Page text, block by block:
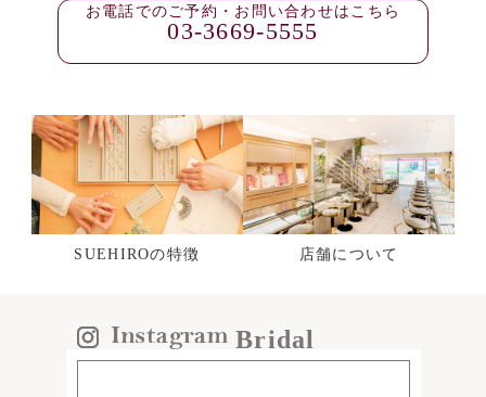
お電話でのご予約・お問い合わせはこちら
03-3669-5555
SUEHIROの特徴 店舗について
Bridal